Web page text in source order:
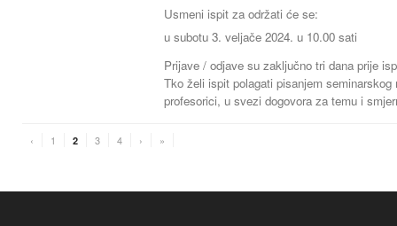
Usmeni ispit za održati će se:
u subotu 3. veljače 2024. u 10.00 sati
Prijave / odjave su zaključno tri dana prije
Tko želi ispit polagati pisanjem
profesorici, u svezi dogovora za temu i
‹ 1 2 3 4 › »